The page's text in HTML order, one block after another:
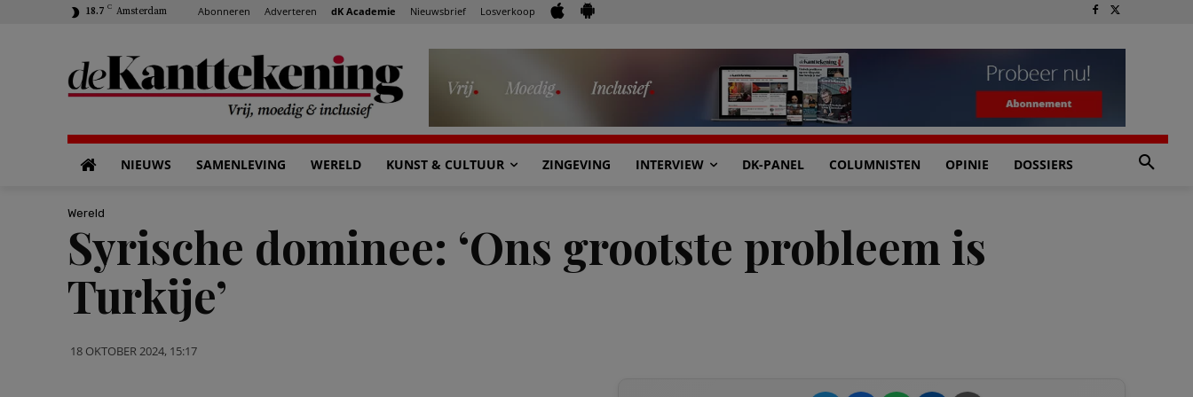
18.7 C Amsterdam Abonneren Adverteren dK Academie Nieuwsbrief Losverkoop
NIEUWS SAMENLEVING WERELD KUNST & CULTUUR ZINGEVING INTERVIEW DK-PANEL COLUMNISTEN OPINIE DOSSIERS
Wereld
Syrische dominee: ‘Ons grootste probleem is
Turkije’
18 OKTOBER 2024, 15:17